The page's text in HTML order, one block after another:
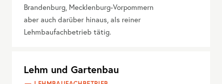
Brandenburg, Mecklenburg-Vorpommern
aber auch darüber hinaus, als reiner
Lehmbaufachbetrieb tätig.
Lehm und Gartenbau